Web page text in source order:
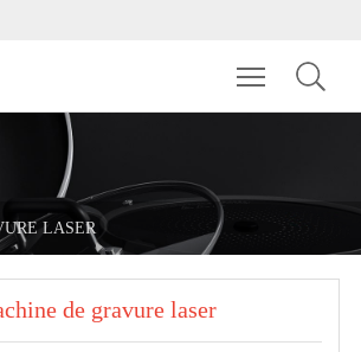
Toggle
LASER
de gravure laser